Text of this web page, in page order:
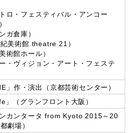
ロ・フェスティバル・アンコー
ガ倉庫）
美術館 theatre 21）
術館ホール）
・ヴィジョン・アート・フェステ
」作・演出（京都芸術センター）
」（グランフロント大阪）
ンカンタータ from Kyoto 2015～20
劇場）